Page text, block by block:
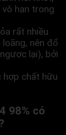
vô hạn trong
rất nhiều
nên đổ
lại), bởi
hợp chất hữu
98% có